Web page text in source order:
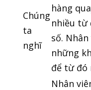
Chúng
ta
nghĩ
hàng
nhiều từ
số.
những
để từ đó
Nhân